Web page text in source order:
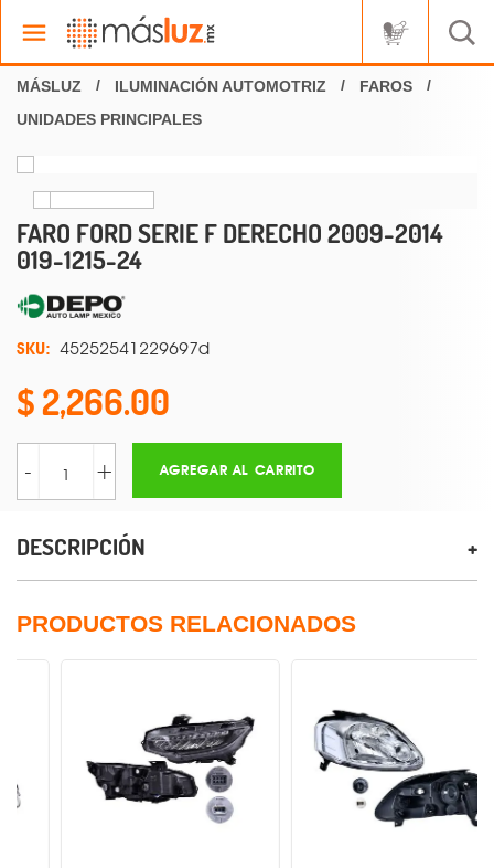
ILUMINACIÓN AUTOMOTRIZ
FAROS
UNIDADES PRINCIPALES
FARO FORD SERIE F DERECHO 2009-2014
019-1215-24
SKU: 45252541229697d
2,266.00
- + AGREGAR AL CARRITO
DESCRIPCIÓN
PRODUCTOS RELACIONADOS